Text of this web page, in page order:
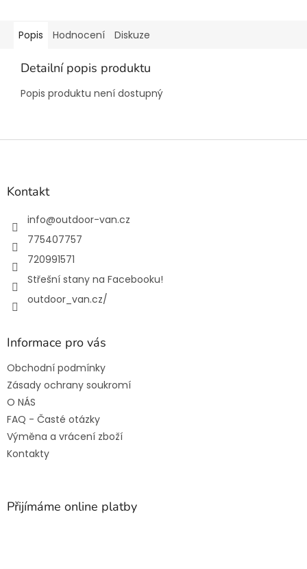
Popis Hodnocení Diskuze
Detailní popis produktu
Popis produktu není dostupný
Z
Kontakt
info@outdoor-van.cz
775407757
720991571
Střešní stany na Facebooku!
outdoor_van.cz/
Informace pro vás
Obchodní podmínky
Zásady ochrany soukromí
O NÁS
FAQ - Časté otázky
Výměna a vrácení zboží
Kontakty
Přijímáme online platby